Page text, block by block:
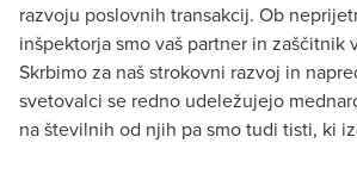
razvoju poslovnih transakcij. Ob
inšpektorja smo vaš partner in zaščitnik
Skrbimo za naš strokovni razvoj in
svetovalci se redno udeležujejo
na številnih od njih pa smo tudi tisti, ki